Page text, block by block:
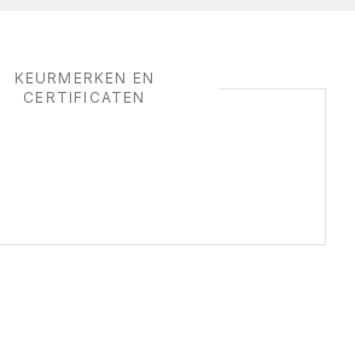
KEURMERKEN EN
CERTIFICATEN